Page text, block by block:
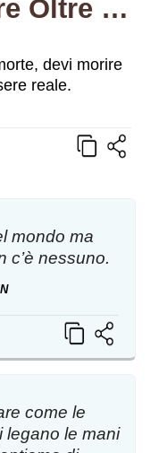
Nello Yoga Andare Oltre È Una Morte, Devi Morire Perché Possa Nascere Il Tuo Essere Reale.
devi morire
reale.
mondo ma
c’è nessuno.
come le
legano le mani